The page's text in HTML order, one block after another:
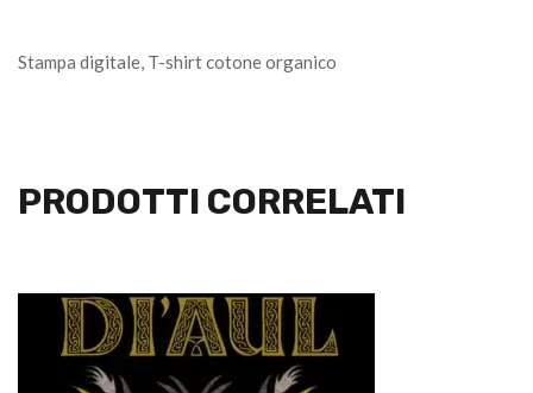
Stampa digitale, T-shirt cotone organico
PRODOTTI CORRELATI